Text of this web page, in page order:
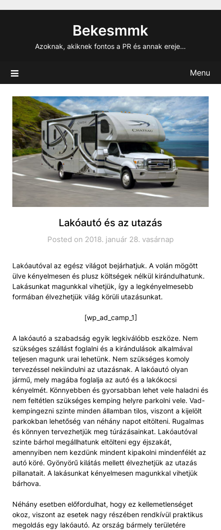
Bekesmmk
Azoknak, akiknek fontos a PR és annak ereje…
Menu
Lakóautó és az utazás
Posted on 2018. január 28. vasárnap
Lakóautóval az egész világot bejárhatjuk. A volán mögött
ülve kényelmesen és plusz költségek nélkül kirándulhatunk.
Lakásunkat magunkkal vihetjük, így a legkényelmesebb
formában élvezhetjük világ körüli utazásunkat.
[wp_ad_camp_1]
A lakóautó a szabadság egyik legkiválóbb eszköze. Nem
szükséges szállást foglalni és a kirándulások alkalmával
teljesen magunk urai lehetünk. Nem szükséges komoly
tervezéssel nekiindulni az utazásnak. A lakóautó olyan
jármű, mely magába foglalja az autó és a lakókocsi
kényelmét. Könnyebben és gyorsabban lehet vele haladni és
nem feltétlen szükséges kemping helyre parkolni vele. Vad-
kempingezni szinte minden államban tilos, viszont a kijelölt
parkokban lehetőség van néhány napot eltölteni. Rugalmas
és könnyen tervezhetjük meg túrázásainkat. Lakóautóval
szinte bárhol megállhatunk eltölteni egy éjszakát,
amennyiben nem kezdünk mindent kipakolni mindenfélét az
autó köré. Gyönyörű kilátás mellett élvezhetjük az utazás
pillanatait. A lakásunkat kényelmesen magunkkal vihetjük
bárhova.
Néhány esetben előfordulhat, hogy ez kellemetlenséget
okoz, viszont az esetek nagy részében rendkívül praktikus
megoldás egy lakóautó. Az ország bármely területére